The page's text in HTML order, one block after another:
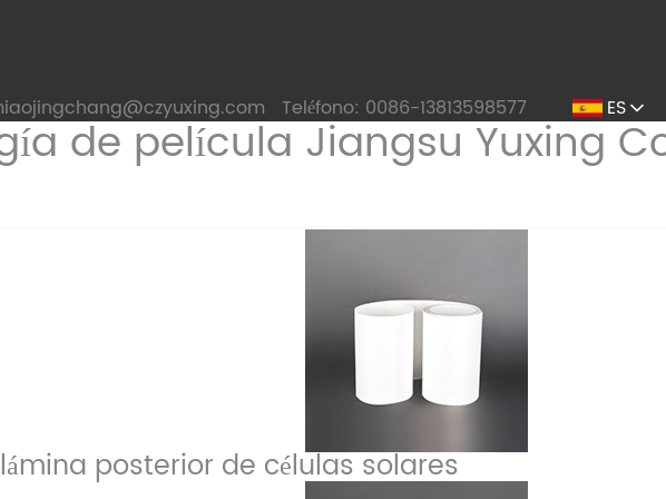
Teléfono: 0086-13813598577 ES
posterior de células solares